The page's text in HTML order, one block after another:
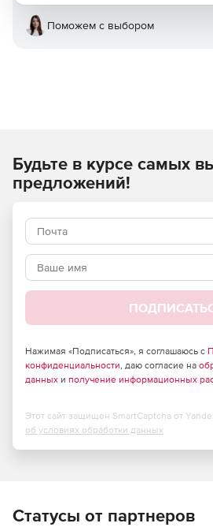
Поможем с выбором
Будьте в курсе самых
предложений!
Нажимая «Подписаться», я соглашаюсь с
конфиденциальности, даю согласие на
данных и получение информационных
Этот сайт защищен SmartCaptcha от
об условиях обработки данных
Статусы от партнеров